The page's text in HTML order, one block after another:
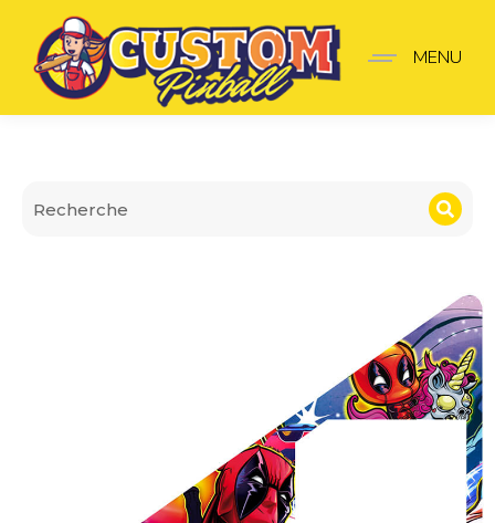
Insider premium
MENU